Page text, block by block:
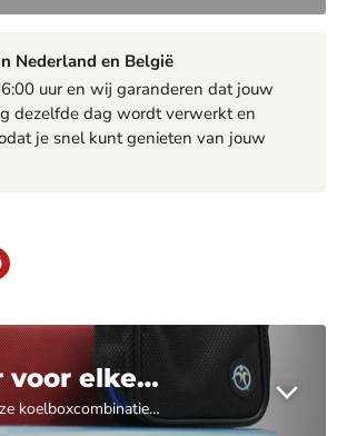
Nederland en België
uur en wij garanderen dat jouw
dezelfde dag wordt verwerkt en
je snel kunt genieten van jouw
Klaar voor elke reis
Bekijk onze koelboxcombinaties en wees in één keer klaar voor je volgende reis, waar die ook naartoe gaat!